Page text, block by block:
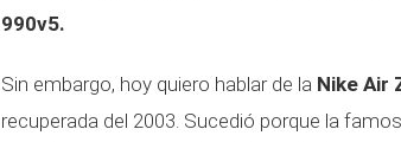
990v5.
Sin embargo, hoy quiero hablar de la Nike Air
recuperada del 2003. Sucedió porque la